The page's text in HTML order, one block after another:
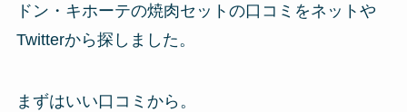
ドン・キホーテの焼肉セットの口コミをネットや
Twitterから探しました。
まずはいい口コミから。